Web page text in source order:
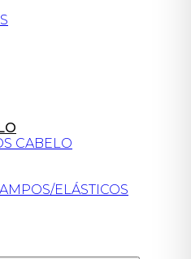
CABELO
ELÁSTICOS